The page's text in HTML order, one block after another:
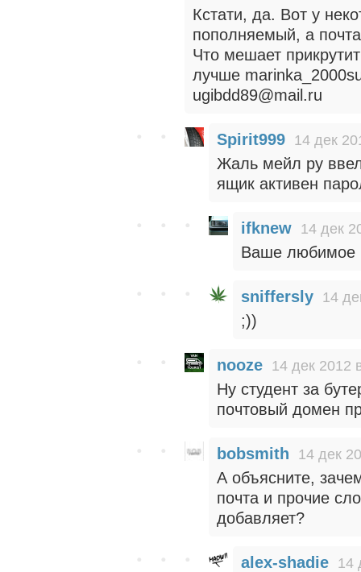
Кстати, да. Вот у
пополняемый, а
Что мешает
лучше
ugibdd89@mail.ru
Spirit999 14 дек
Жаль мейл ру
ящик активен
ifknew 14 дек
Ваше любимое
sniffersly 14
;))
nooze 14 дек 2012
Ну студент за
почтовый домен
bobsmith 14 дек
А объясните,
почта и прочие
добавляет?
alex-shadie 14